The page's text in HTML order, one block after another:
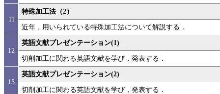
11
特殊加工法（2）
近年，用いられている特殊加工法について解説する．
12
英語文献プレゼンテーション(1)
切削加工に関わる英語文献を学び，発表する．
13
英語文献プレゼンテーション(2)
切削加工に関わる英語文献を学び，発表する．